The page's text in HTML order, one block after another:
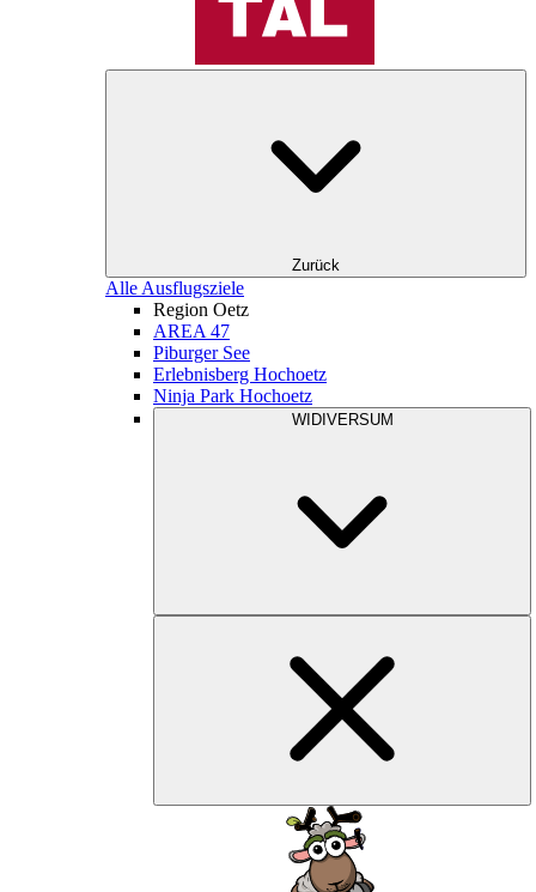
Zurück
Alle Ausflugsziele
Region Oetz
AREA 47
Piburger See
Erlebnisberg Hochoetz
Ninja Park Hochoetz
WIDIVERSUM